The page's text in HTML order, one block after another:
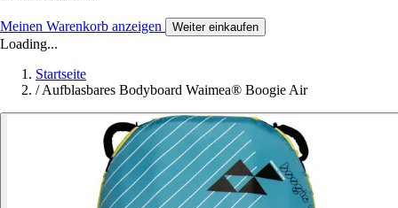
Meinen Warenkorb anzeigen Weiter einkaufen
Loading...
Startseite
/ Aufblasbares Bodyboard Waimea® Boogie Air